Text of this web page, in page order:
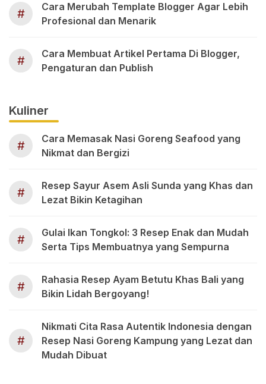
#
Cara Merubah Template Blogger Agar Lebih
Profesional dan Menarik
#
Cara Membuat Artikel Pertama Di Blogger,
Pengaturan dan Publish
Kuliner
#
Cara Memasak Nasi Goreng Seafood yang
Nikmat dan Bergizi
#
Resep Sayur Asem Asli Sunda yang Khas dan
Lezat Bikin Ketagihan
#
Gulai Ikan Tongkol: 3 Resep Enak dan Mudah
Serta Tips Membuatnya yang Sempurna
#
Rahasia Resep Ayam Betutu Khas Bali yang
Bikin Lidah Bergoyang!
#
Nikmati Cita Rasa Autentik Indonesia dengan
Resep Nasi Goreng Kampung yang Lezat dan
Mudah Dibuat